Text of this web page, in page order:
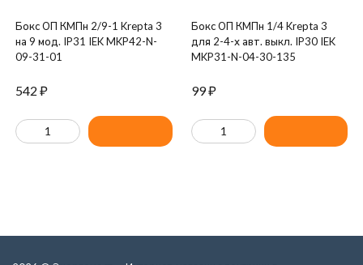
Бокс ОП КМПн 2/9-1 Krepta 3
на 9 мод. IP31 IEK MKP42-N-
09-31-01
542 ₽
Бокс ОП КМПн 1/4 Krepta 3
для 2-4-х авт. выкл. IP30 IEK
MKP31-N-04-30-135
99₽